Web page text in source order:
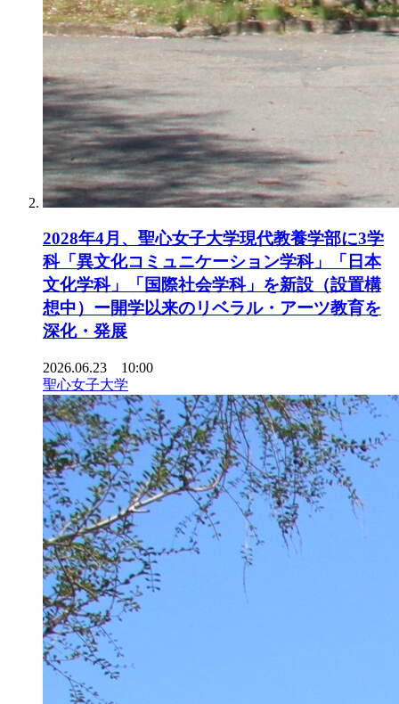
2028年4月、聖心女子大学現代教養学部に3学
科「異文化コミュニケーション学科」「日本
文化学科」「国際社会学科」を新設（設置構
想中）ー開学以来のリベラル・アーツ教育を
深化・発展
2026.06.23 10:00
聖心女子大学